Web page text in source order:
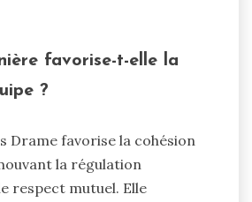
favorise-t-elle la
?
Drame favorise la cohésion
la régulation
respect mutuel. Elle